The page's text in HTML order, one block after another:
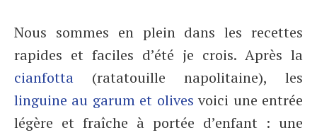
Nous sommes en plein dans les recettes
rapides et faciles d’été je crois. Après la
cianfotta (ratatouille napolitaine), les
linguine au garum et olives voici une entrée
légère et fraîche à portée d’enfant : une